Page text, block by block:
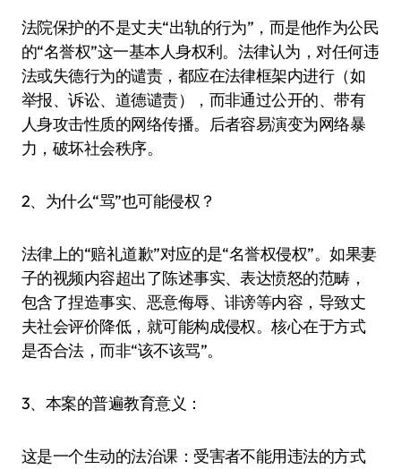
法院保护的不是丈夫“出轨的行为”，而是他作为公民
的“名誉权”这一基本人身权利。法律认为，对任何违
法或失德行为的谴责，都应在法律框架内进行（如
举报、诉讼、道德谴责），而非通过公开的、带有
人身攻击性质的网络传播。后者容易演变为网络暴
力，破坏社会秩序。
2、为什么“骂”也可能侵权？
法律上的“赔礼道歉”对应的是“名誉权侵权”。如果妻
子的视频内容超出了陈述事实、表达愤怒的范畴，
包含了捏造事实、恶意侮辱、诽谤等内容，导致丈
夫社会评价降低，就可能构成侵权。核心在于方式
是否合法，而非“该不该骂”。
3、本案的普遍教育意义：
这是一个生动的法治课：受害者不能用违法的方式